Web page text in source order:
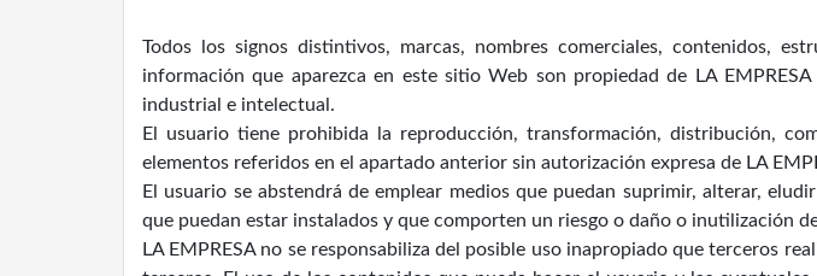
Todos los signos distintivos, marcas, nombres comerciales, contenidos,
información que aparezca en este sitio Web son propiedad de LA
industrial e intelectual.
El usuario tiene prohibida la reproducción, transformación, distribución,
elementos referidos en el apartado anterior sin autorización expresa de LA
El usuario se abstendrá de emplear medios que puedan suprimir, alterar,
que puedan estar instalados y que comporten un riesgo o daño o inutilización
LA EMPRESA no se responsabiliza del posible uso inapropiado que terceros